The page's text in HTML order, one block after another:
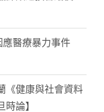
醫療暴力事件
《健康與社會資料
論】